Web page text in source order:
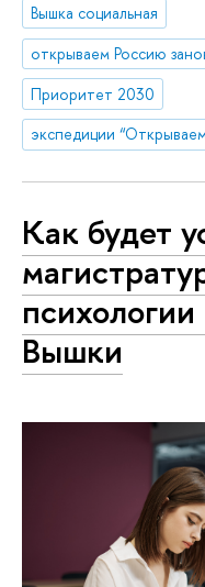
Вышка социальная
открываем Россию
Приоритет 2030
Как будет
Вышки